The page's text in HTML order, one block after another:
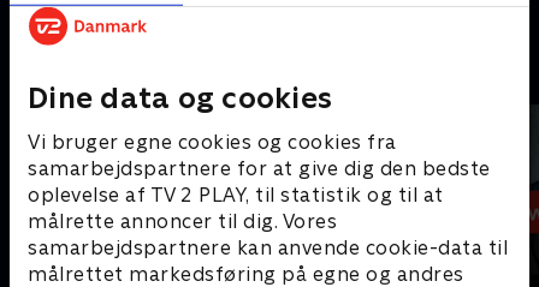
Dine data og cookies
Vi bruger egne cookies og cookies fra
samarbejdspartnere for at give dig den bedste
oplevelse af TV 2 PLAY, til statistik og til at
målrette annoncer til dig. Vores
samarbejdspartnere kan anvende cookie-data til
målrettet markedsføring på egne og andres
I går • 22 min